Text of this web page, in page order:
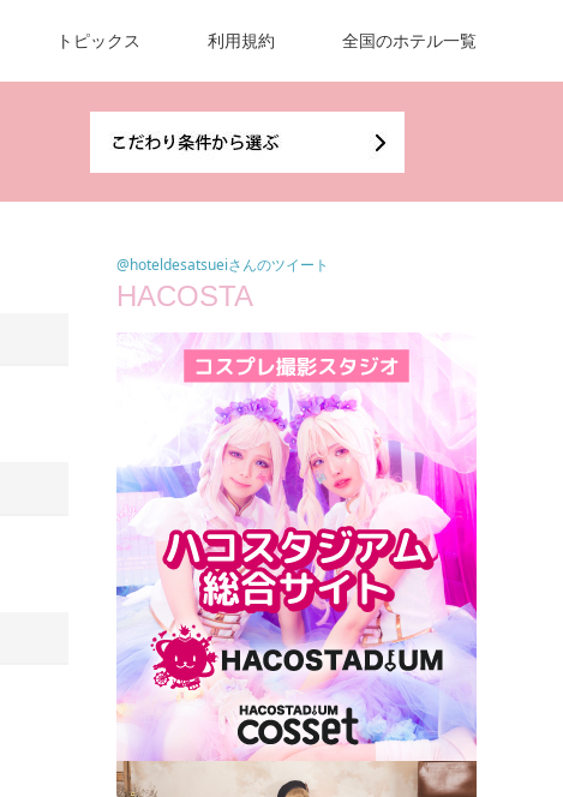
トピックス 利用規約 全国のホテル一覧
@hoteldesatsueiさんのツイート
HACOSTA